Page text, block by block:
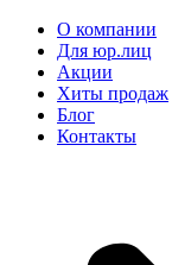
О компании
Для юр.лиц
Акции
Хиты продаж
Блог
Контакты